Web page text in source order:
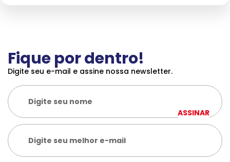
Fique por dentro!
Digite seu e-mail e assine nossa newsletter.
ASSINAR